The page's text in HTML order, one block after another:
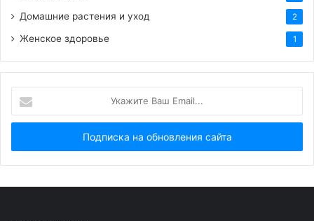
HTML-код для вставки на сайт и блог:
Ссылка на изображение:
Позитива и доброго утра 8 апреля!
Домашние растения и уход 2
Женское здоровье 1
Ваш
Email...